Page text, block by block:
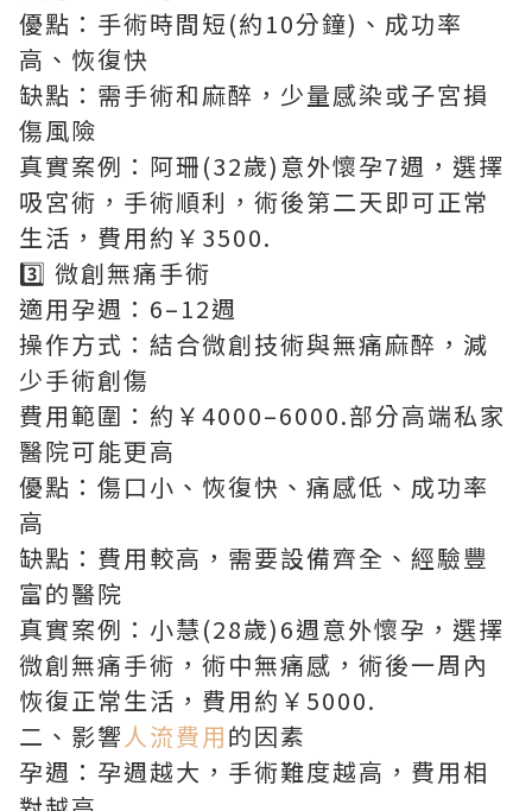
優點：手術時間短(約10分鐘)、成功率
高、恢復快
缺點：需手術和麻醉，少量感染或子宮損
傷風險
真實案例：阿珊(32歲)意外懷孕7週，選擇
吸宮術，手術順利，術後第二天即可正常
生活，費用約￥3500.
3️⃣ 微創無痛手術
適用孕週：6–12週
操作方式：結合微創技術與無痛麻醉，減
少手術創傷
費用範圍：約￥4000–6000.部分高端私家
醫院可能更高
優點：傷口小、恢復快、痛感低、成功率
高
缺點：費用較高，需要設備齊全、經驗豐
富的醫院
真實案例：小慧(28歲)6週意外懷孕，選擇
微創無痛手術，術中無痛感，術後一周內
恢復正常生活，費用約￥5000.
二、影響人流費用的因素
孕週：孕週越大，手術難度越高，費用相